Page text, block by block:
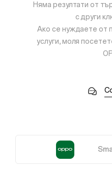
Няма резултати от
с други
Ако се нуждаете от
услуги, моля